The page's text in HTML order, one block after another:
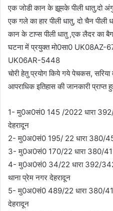
एक जोडी कान के झूमके पीली धातु,दो
एक गले का हार पीली धातु, दो चैन पीली
कान के टाप्स पीली धातु ,एक लैदर का बैग
घटना में प्रयुक्त मो0सा0 UK08AZ-
UK06AR-5448
चोरी हेतु प्रयोग किये गये पेचकस, सरिया
आपराधिक इतिहास की जानकारी प्राप्त
1- मु0अ0सं0 145 /2022 धारा 392/
देहरादून
2- मु0अ0सं0 195/ 22 धारा 380/
3- मु0अ0सं0 170/22 धारा 380/
4- मु0अ0सं0 34/22 धारा 392/
थाना प्रेम नगर देहरादून
5- मु0अ0सं0 489/22 धारा 380/
देहरादून